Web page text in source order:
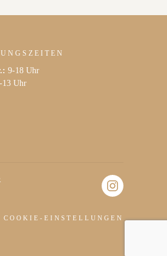
9-18 Uhr
13 Uhr
COOKIE-EINSTELLUNGEN